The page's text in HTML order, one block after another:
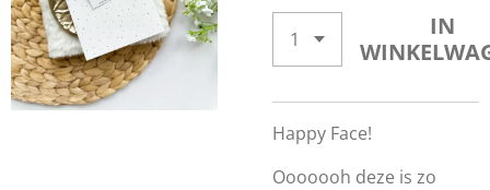
IN
Happy Face!
Ooooooh deze is zo